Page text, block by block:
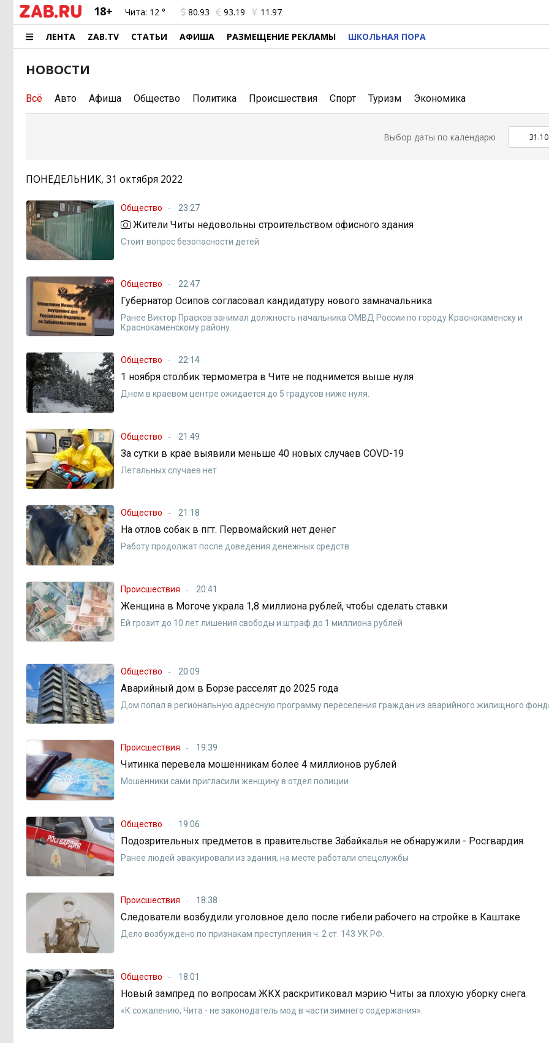
18+ Чита: 12 ° 80.93 93.19 11.97
ЛЕНТА ZAB.TV СТАТЬИ АФИША РАЗМЕЩЕНИЕ РЕКЛАМЫ ШКОЛЬНАЯ ПОРА
НОВОСТИ
Всё Авто Афиша Общество Политика Происшествия Спорт Туризм Экономика
Выбор даты по календарю
ПОНЕДЕЛЬНИК, 31 октября 2022
Общество 23:27
Жители Читы недовольны строительством офисного здания
Стоит вопрос безопасности детей
Общество 22:47
Губернатор Осипов согласовал кандидатуру нового замначальника
Ранее Виктор Прасков занимал должность начальника ОМВД России по городу Краснокаменску и
Краснокаменскому району.
Общество 22:14
1 ноября столбик термометра в Чите не поднимется выше нуля
Днем в краевом центре ожидается до 5 градусов ниже нуля.
Общество 21:49
За сутки в крае выявили меньше 40 новых случаев COVD-19
Летальных случаев нет.
Общество 21:18
На отлов собак в пгт. Первомайский нет денег
Работу продолжат после доведения денежных средств.
Происшествия 20:41
Женщина в Могоче украла 1,8 миллиона рублей, чтобы сделать ставки
Ей грозит до 10 лет лишения свободы и штраф до 1 миллиона рублей
Общество 20:09
Аварийный дом в Борзе расселят до 2025 года
Дом попал в региональную адресную программу переселения граждан из аварийного жилищного
Происшествия 19:39
Читинка перевела мошенникам более 4 миллионов рублей
Мошенники сами пригласили женщину в отдел полиции
Общество 19:06
Подозрительных предметов в правительстве Забайкалья не обнаружили - Росгвардия
Ранее людей эвакуировали из здания, на месте работали спецслужбы
Происшествия 18:38
Следователи возбудили уголовное дело после гибели рабочего на стройке в Каштаке
Дело возбуждено по признакам преступления ч. 2 ст. 143 УК РФ.
Общество 18:01
Новый зампред по вопросам ЖКХ раскритиковал мэрию Читы за плохую уборку снега
«К сожалению, Чита - не законодатель мод в части зимнего содержания».